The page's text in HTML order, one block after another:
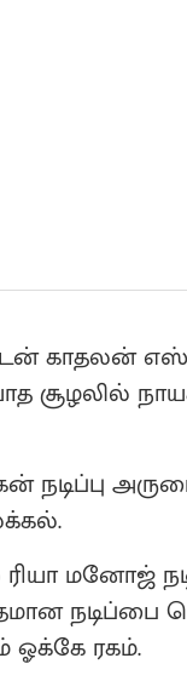
காதலன்
சூழலில்
நடிப்பு
மனோஜ்
நடிப்பை
ஓக்கே ரகம்.